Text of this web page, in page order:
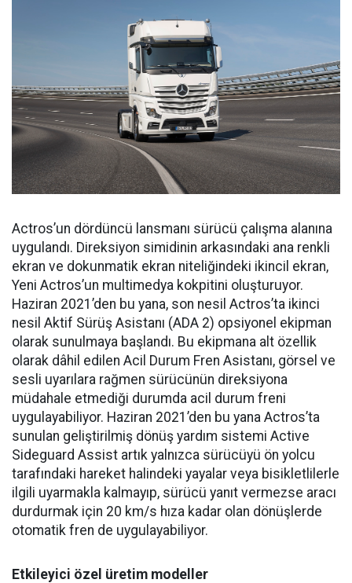
Actros’un dördüncü lansmanı sürücü çalışma alanına
uygulandı. Direksiyon simidinin arkasındaki ana renkli
ekran ve dokunmatik ekran niteliğindeki ikincil ekran,
Yeni Actros’un multimedya kokpitini oluşturuyor.
Haziran 2021’den bu yana, son nesil Actros’ta ikinci
nesil Aktif Sürüş Asistanı (ADA 2) opsiyonel ekipman
olarak sunulmaya başlandı. Bu ekipmana alt özellik
olarak dâhil edilen Acil Durum Fren Asistanı, görsel ve
sesli uyarılara rağmen sürücünün direksiyona
müdahale etmediği durumda acil durum freni
uygulayabiliyor. Haziran 2021’den bu yana Actros’ta
sunulan geliştirilmiş dönüş yardım sistemi Active
Sideguard Assist artık yalnızca sürücüyü ön yolcu
tarafındaki hareket halindeki yayalar veya bisikletlilerle
ilgili uyarmakla kalmayıp, sürücü yanıt vermezse aracı
durdurmak için 20 km/s hıza kadar olan dönüşlerde
otomatik fren de uygulayabiliyor.
Etkileyici özel üretim modeller